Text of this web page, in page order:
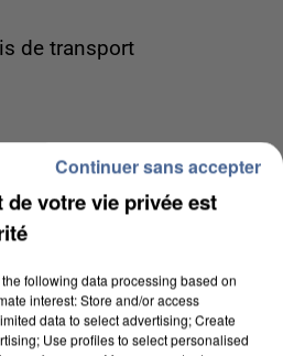
de transport
ou 01 69
Garde d'enfants H/F à
CDD temps partiel 12h par
de votre vie privée est
following data processing based on
interest: Store and/or access
data to select advertising; Create
Use profiles to select personalised
Continuer sans accepter